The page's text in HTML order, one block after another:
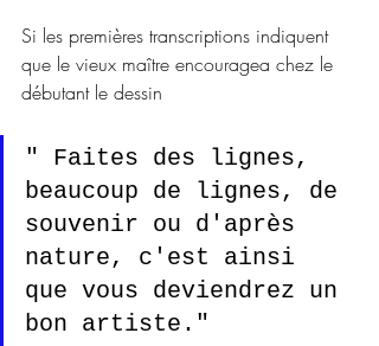
Si les premières transcriptions indiquent
que le vieux maître encouragea chez le
débutant le dessin
" Faites des lignes,
beaucoup de lignes, de
souvenir ou d'après
nature, c'est ainsi
que vous deviendrez un
bon artiste."